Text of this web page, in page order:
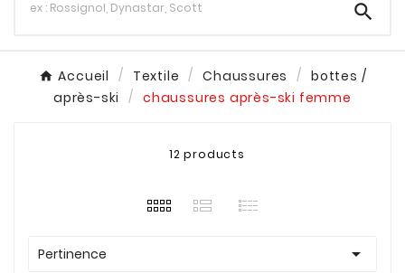

Accueil Textile Chaussures
bottes /
après-ski
chaussures après-ski femme
12 products
Pertinence 